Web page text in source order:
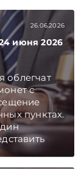
шанс
и
—
26.06.2026
июня 2026
облегчат
с
пунктах.